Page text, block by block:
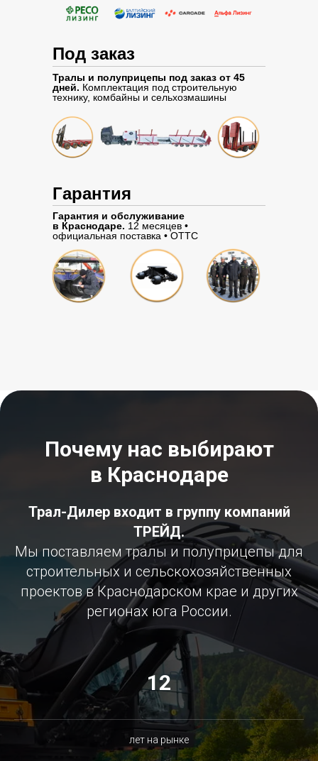
Под заказ
Тралы и полуприцепы под заказ от 45
дней. Комплектация под строительную
технику, комбайны и сельхозмашины
Гарантия
Гарантия и обслуживание
в Краснодаре. 12 месяцев •
официальная поставка • ОТТС
Почему нас выбирают
в Краснодаре
Трал-Дилер входит в группу компаний
ТРЕЙД.
Мы поставляем тралы и полуприцепы для
строительных и сельскохозяйственных
проектов в Краснодарском крае и других
регионах юга России.
12
лет на рынке